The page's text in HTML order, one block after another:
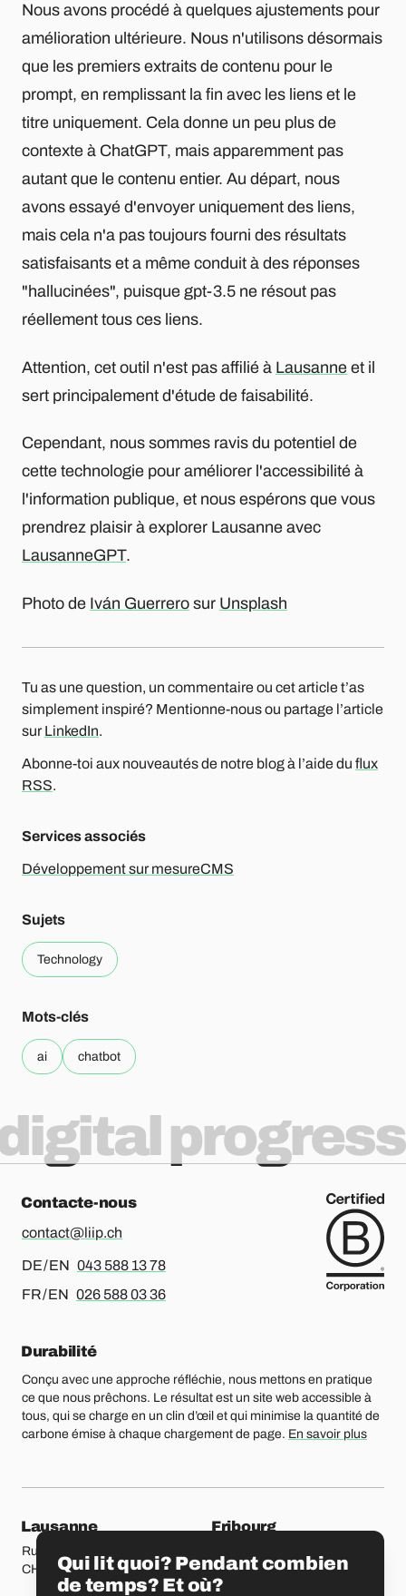
Nous avons procédé à quelques ajustements pour
amélioration ultérieure. Nous n'utilisons désormais
que les premiers extraits de contenu pour le
prompt, en remplissant la fin avec les liens et le
titre uniquement. Cela donne un peu plus de
contexte à ChatGPT, mais apparemment pas
autant que le contenu entier. Au départ, nous
avons essayé d'envoyer uniquement des liens,
mais cela n'a pas toujours fourni des résultats
satisfaisants et a même conduit à des réponses
"hallucinées", puisque gpt-3.5 ne résout pas
réellement tous ces liens.
Attention, cet outil n'est pas affilié à Lausanne et il
sert principalement d'étude de faisabilité.
Cependant, nous sommes ravis du potentiel de
cette technologie pour améliorer l'accessibilité à
l'information publique, et nous espérons que vous
prendrez plaisir à explorer Lausanne avec
LausanneGPT.
Photo de Iván Guerrero sur Unsplash
Tu as une question, un commentaire ou cet article t’as
simplement inspiré? Mentionne-nous ou partage l’article
sur LinkedIn.
Abonne-toi aux nouveautés de notre blog à l’aide du flux
RSS.
Services associés
Développement sur mesureCMS
Sujets
Technology
Mots-clés
ai chatbot
progress
Contacte-nous
contact@liip.ch
DE / EN Pour l’allemand ou l’anglais, merci d’appeler le
043 588 13 78
FR / EN Pour le français ou l’anglais, merci d’appeler le
026 588 03 36
Durabilité
Conçu avec une approche réfléchie, nous mettons en pratique
ce que nous prêchons. Le résultat est un site web accessible à
tous, qui se charge en un clin d’œil et qui minimise la quantité de
carbone émise à chaque chargement de page. En savoir plus
Nos bureaux
Lausanne
Rue Etraz 4
CH-1003 Lausanne
Fribourg
CH-1700 Fribourg
Qui lit quoi? Pendant combien
de temps? Et où?